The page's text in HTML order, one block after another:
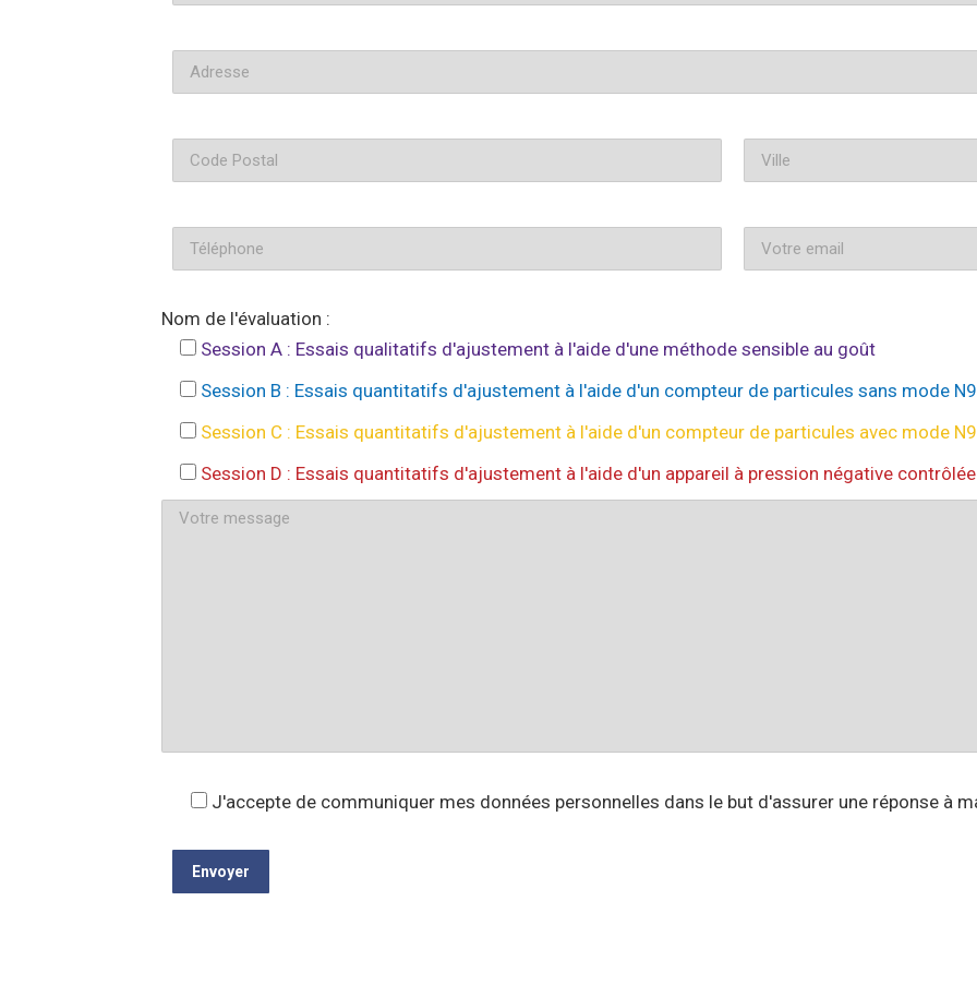
Nom de l'évaluation :
Session A : Essais qualitatifs d'ajustement à l'aide d'une méthode sensible au goût
Session B : Essais quantitatifs d'ajustement à l'aide d'un compteur de particules sans mode
Session C : Essais quantitatifs d'ajustement à l'aide d'un compteur de particules avec mode
Session D : Essais quantitatifs d'ajustement à l'aide d'un appareil à pression négative contrôlée
J'accepte de communiquer mes données personnelles dans le but d'assurer une réponse à